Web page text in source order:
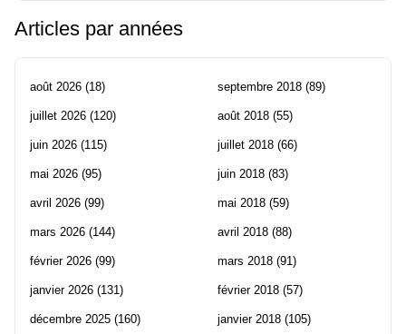
Articles par années
août 2026 (18)
juillet 2026 (120)
juin 2026 (115)
mai 2026 (95)
avril 2026 (99)
mars 2026 (144)
février 2026 (99)
janvier 2026 (131)
décembre 2025 (160)
septembre 2018 (89)
août 2018 (55)
juillet 2018 (66)
juin 2018 (83)
mai 2018 (59)
avril 2018 (88)
mars 2018 (91)
février 2018 (57)
janvier 2018 (105)